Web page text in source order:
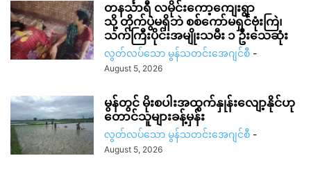
တနင်္သာရီ လမိုင်းကော့ကျေးရွာ
သို့ တိုက်ပွဲမရှိဘဲ စစ်ကော်မရှင်ဗုံးကြဲ၊
သက်ကြီးပိုင်းအမျိုးသမီး ၁ ဦးသေဆုံး
လွတ်လပ်သော မွန်သတင်းအေဂျင်စီ -
August 5, 2026
မွန်တွင် မိုးစပါးအထွက်နှုန်းလျော့နိုင်ဟု
တောင်သူများခန့်မှန်း
လွတ်လပ်သော မွန်သတင်းအေဂျင်စီ -
August 5, 2026